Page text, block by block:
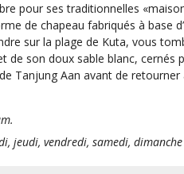
pour ses traditionnelles
de chapeau fabriqués à base
sur la plage de Kuta, vous
de son doux sable blanc, cernés
Tanjung Aan avant de
jeudi, vendredi, samedi, dimanche